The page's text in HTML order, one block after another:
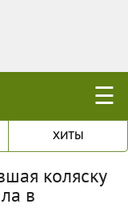
☰
ХИТЫ
коляску
в